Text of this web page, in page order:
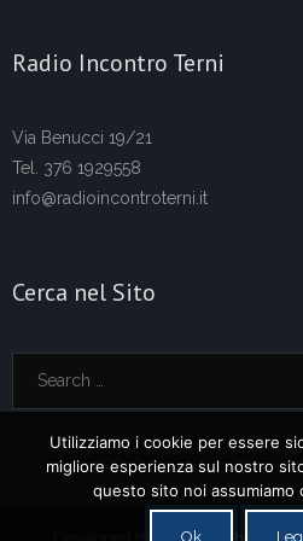
Radio Incontro Terni
Via Benucci 19/21
Tel. 376 1929558
info@radioincontroterni.it
Cerca nel Sito
Utilizziamo i cookie per essere
migliore esperienza sul nostro
questo sito noi assumiamo
Ok